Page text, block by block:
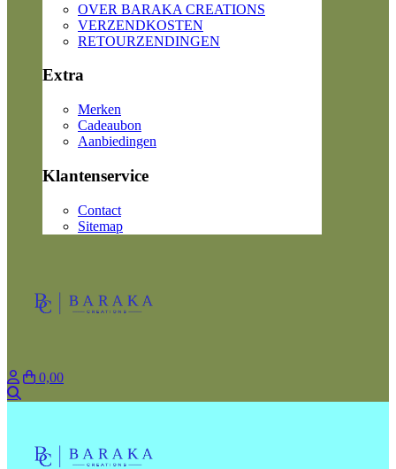
OVER BARAKA CREATIONS
VERZENDKOSTEN
RETOURZENDINGEN
Extra
Merken
Cadeaubon
Aanbiedingen
Klantenservice
Contact
Sitemap
0,00